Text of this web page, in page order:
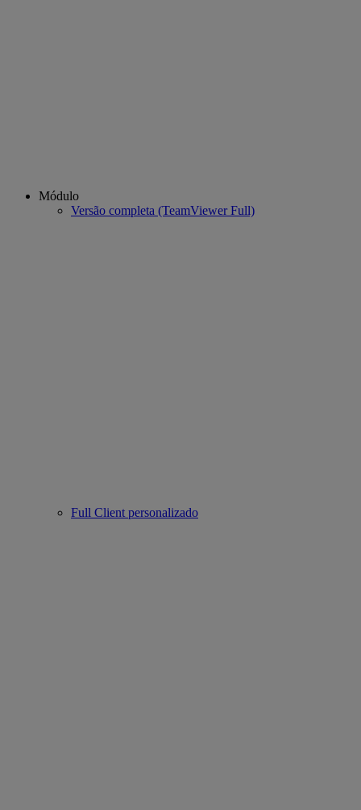
Módulo
Versão completa (TeamViewer Full)
Full Client personalizado